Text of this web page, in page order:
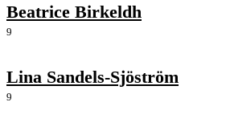
Beatrice Birkeldh
9
Lina Sandels-Sjöström
9